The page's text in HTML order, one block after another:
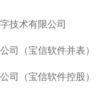
技术有限公司
司（宝信软件并表）
司（宝信软件控股）